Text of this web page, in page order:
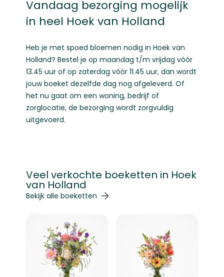
Vandaag bezorging mogelijk
in heel Hoek van Holland
Heb je met spoed bloemen nodig in Hoek van
Holland? Bestel je op maandag t/m vrijdag vóór
13.45 uur of op zaterdag vóór 11.45 uur, dan wordt
jouw boeket dezelfde dag nog afgeleverd. Of
het nu gaat om een woning, bedrijf of
zorglocatie, de bezorging wordt zorgvuldig
uitgevoerd.
Veel verkochte boeketten in Hoek
van Holland
Navigeren door de elementen van de carrousel is
Druk om carrousel over te slaan
Bekijk alle boeketten